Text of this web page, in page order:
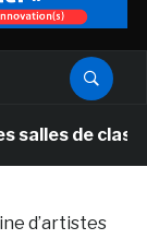
de classe
d’artistes